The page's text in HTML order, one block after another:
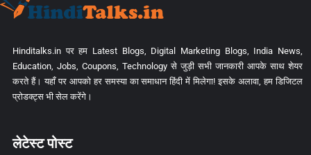
Hinditalks.in पर हम Latest Blogs, Digital Marketing Blogs, India News,
Education, Jobs, Coupons, Technology से जुड़ी सभी जानकारी आपके साथ शेयर
करते हैं। यहाँ पर आपको हर समस्या का समाधान हिंदी में मिलेगा! इसके अलावा, हम डिजिटल
प्रोडक्ट्स भी सेल करेंगे।
लेटेस्ट पोस्ट